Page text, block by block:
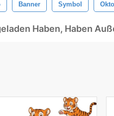
Banner Symbol
Haben, Haben